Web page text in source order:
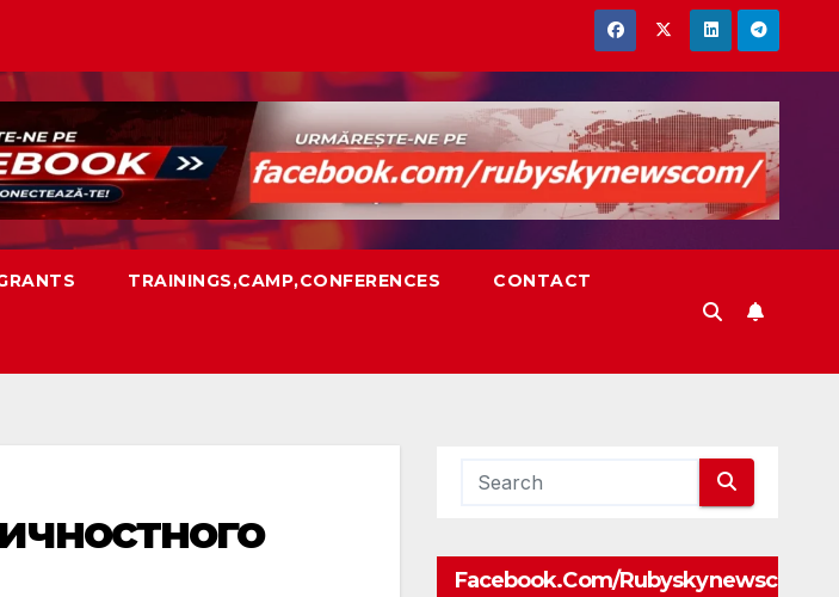
TRAININGS,CAMP,CONFERENCES CONTACT
Facebook.com/rubyskynewscom